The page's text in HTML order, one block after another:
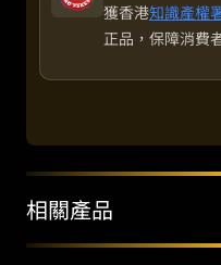
獲香港知識產權
正品，保障消費
相關產品